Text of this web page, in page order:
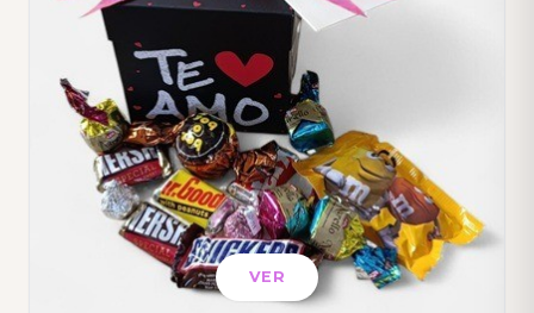
VER